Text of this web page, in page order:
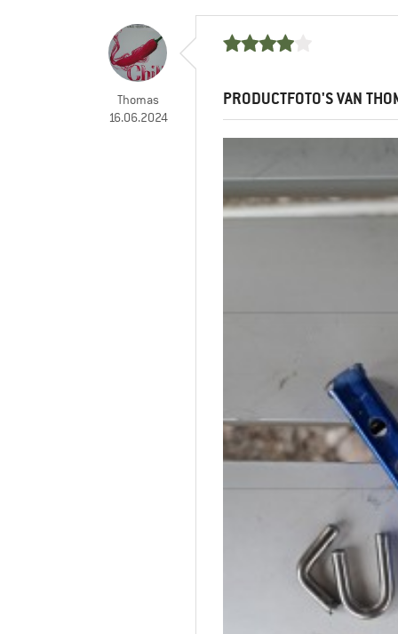
Thomas
16.06.2024
PRODUCTFOTO'S VAN